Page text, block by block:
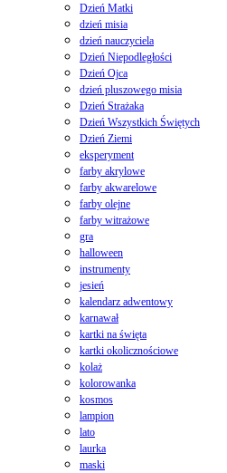
Dzień Matki
dzień misia
dzień nauczyciela
Dzień Niepodległości
Dzień Ojca
dzień pluszowego misia
Dzień Strażaka
Dzień Wszystkich Świętych
Dzień Ziemi
eksperyment
farby akrylowe
farby akwarelowe
farby olejne
farby witrażowe
gra
halloween
instrumenty
jesień
kalendarz adwentowy
karnawał
kartki na święta
kartki okolicznościowe
kolaż
kolorowanka
kosmos
lampion
lato
laurka
maski